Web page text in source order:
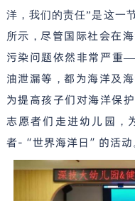
洋，我们的责任”是这一
所示 ， 尽管国际社会在
污染问题依然非常严重
油泄漏等 ，都为海洋及
为提高孩子们对海洋保
志愿者们走进幼儿园 ，
者-“世界海洋日”的活动